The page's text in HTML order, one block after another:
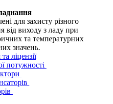
для захисту різного
від виходу з ладу при
та температурних
значень.
ліцензії
потужності